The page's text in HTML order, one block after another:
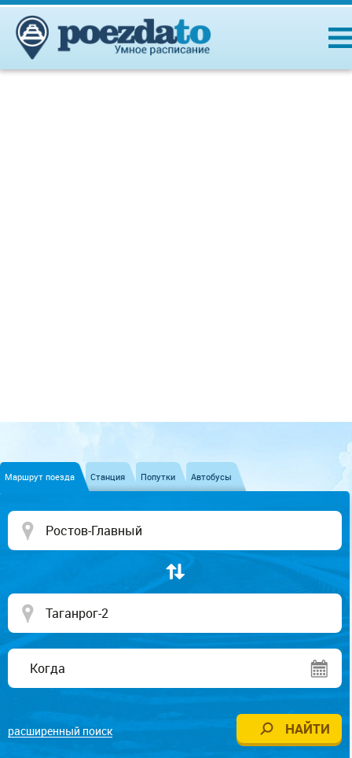
Маршрут поезда Станция Попутки Автобусы
расширенный поиск